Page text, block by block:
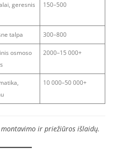
geresnis
150–500
talpa 300–800
osmoso
2000–15 000+
10 000–50 000+
ir priežiūros išlaidų.